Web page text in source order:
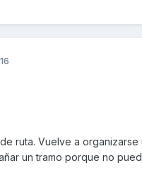
ruta. Vuelve a
un tramo porque no